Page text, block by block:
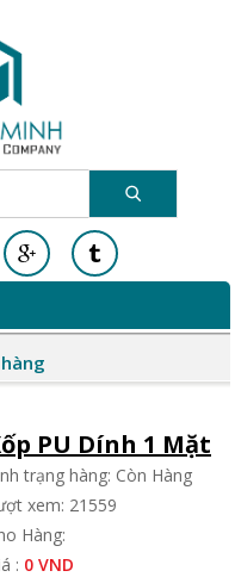
PU Dính 1 Mặt
trạng hàng: Còn Hàng
xem: 21559
Hàng:
: 0 VND